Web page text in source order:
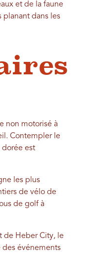
et de la faune
planant dans les
non motorisé à
Contempler le
est
les plus
de vélo de
de golf à
de Heber City, le
des événements